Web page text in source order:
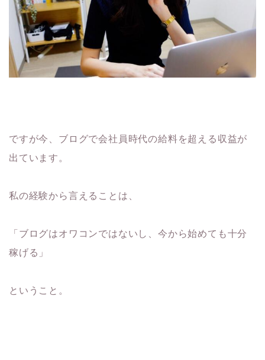
ですが今、ブログで会社員時代の給料を超える収益が
出ています。
私の経験から言えることは、
「ブログはオワコンではないし、今から始めても十分
稼げる」
ということ。